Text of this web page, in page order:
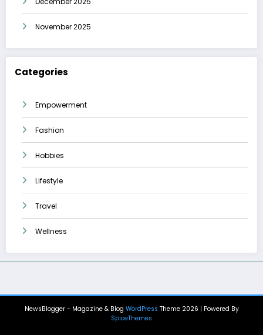
November 2025
Categories
Empowerment
Fashion
Hobbies
Lifestyle
Travel
Wellness
NewsBlogger - Magazine & Blog WordPress Theme 2026 | Powered By
SpiceThemes